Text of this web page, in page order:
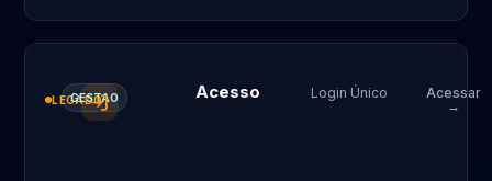
LEGADO
GESTAO Acesso Login Único
Acessar
→